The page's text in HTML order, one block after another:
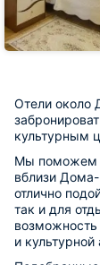
Отели около
культурным
Мы поможем
вблизи
отлично
так и для
возможность
и